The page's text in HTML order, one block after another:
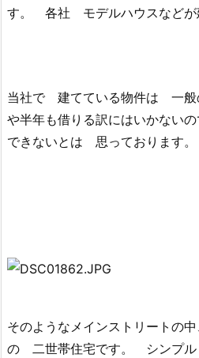
す。 各社 モデルハウスなどが
当社で 建てている物件は 一般
や半年も借りる訳にはいかない
できないとは 思っております。
そのようなメインストリート
の 二世帯住宅です。 シンプ